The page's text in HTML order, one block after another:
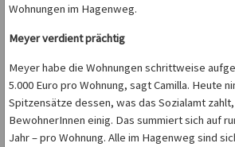
Wohnungen im Hagenweg.
Meyer verdient prächtig
Meyer habe die Wohnungen schrittweise
5.000 Euro pro Wohnung, sagt Camilla. Heute
Spitzensätze dessen, was das Sozialamt
BewohnerInnen einig. Das summiert sich auf
Jahr – pro Wohnung. Alle im Hagenweg sind